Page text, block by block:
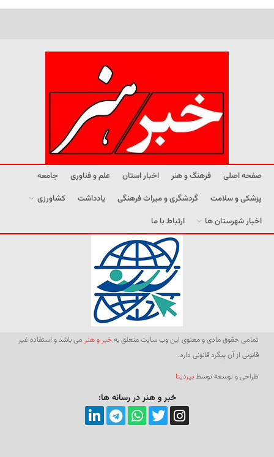
صفحه اصلی فرهنگ و هنر اخبار استان علم و فناوری
جامعه
پزشکی و سلامت
گردشگری و میراث فرهنگی یادداشت
کشاورزی
اخبار شهرستان ها
ارتباط با ما
تمامی حقوق مادی و معنوی این وب سایت متعلق بهخبر و هنر می باشد و استفاده غیر
قانونی از آن پیگرد قانونی دارد.
طراحی و توسعه توسطبیردیتا
خبر و هنر در رسانه ها: